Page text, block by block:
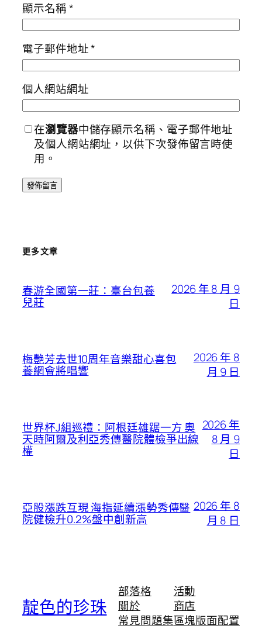
顯示名稱*
電子郵件地址*
個人網站網址
在瀏覽器中儲存顯示名稱、電子郵件地址
及個人網站網址，以供下次發佈留言時使
用。
更多文章
春游全國第一莊：臺台包養
兒莊
2026 年 8 月 9
日
梅艷芳去世10周年音樂甜心喜包
養網會將唱響
2026 年 8
月 9 日
世界杯J組巡禮：阿根廷雄踞一方 奧
天時阿爾及利亞秀傳醫院體檢爭出線
權
2026 年
8 月 9
日
亞股漲跌互現 海指延續漲勢秀傳醫
院健檢升0.2%盤中創新高
2026 年 8
月 8 日
靛色的珍珠
部落格
關於
常見問題集
活動
商店
區塊版面配置